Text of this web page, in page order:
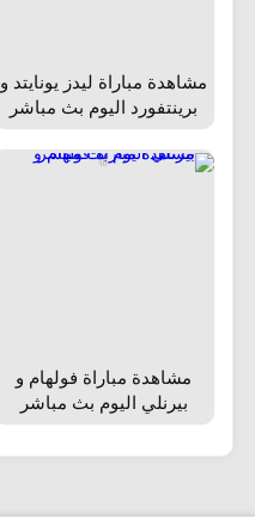
مشاهدة مباراة ليدز يونايتد و
برينتفورد اليوم بث مباشر
مشاهدة مباراة فولهام و
بيرنلي اليوم بث مباشر